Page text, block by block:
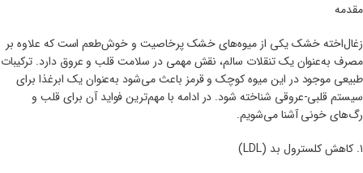
مقدمه
زغال‌اخته خشک یکی از میوه‌های خشک پرخاصیت و خوش‌طعم است که علاوه بر
مصرف به‌عنوان یک تنقلات سالم، نقش مهمی در سلامت قلب و عروق دارد. ترکیبات
طبیعی موجود در این میوه کوچک و قرمز باعث می‌شود به‌عنوان یک ابرغذا برای
سیستم قلبی-عروقی شناخته شود. در ادامه با مهم‌ترین فواید آن برای قلب و
رگ‌های خونی آشنا می‌شویم.
۱. کاهش کلسترول بد (LDL)